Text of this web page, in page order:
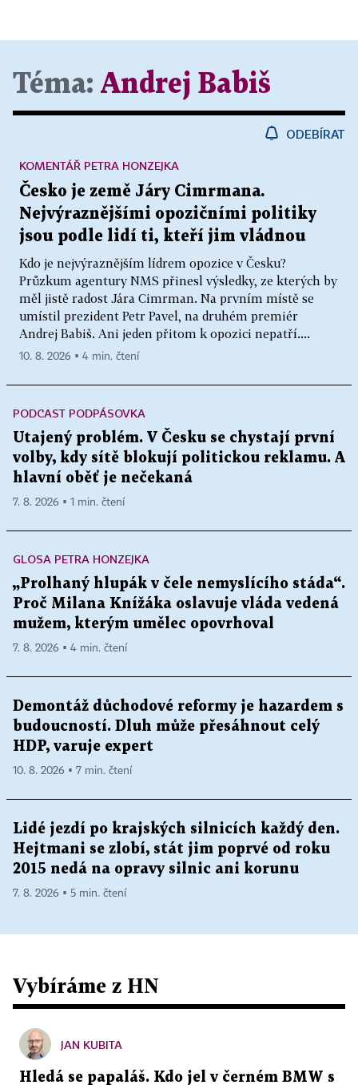
Téma: Andrej Babiš
ODEBÍRAT
Česko je země Járy Cimrmana.
Nejvýraznějšími opozičními politiky
jsou podle lidí ti, kteří jim vládnou
Kdo je nejvýraznějším lídrem opozice v Česku?
Průzkum agentury NMS přinesl výsledky, ze kterých by
měl jistě radost Jára Cimrman. Na prvním místě se
umístil prezident Petr Pavel, na druhém premiér
Andrej Babiš. Ani jeden přitom k opozici nepatří....
KOMENTÁŘ PETRA HONZEJKA
10. 8. 2026 ▪ 4 min. čtení
PODCAST PODPÁSOVKA
Utajený problém. V Česku se chystají první
volby, kdy sítě blokují politickou reklamu. A
hlavní oběť je nečekaná
7. 8. 2026 ▪ 1 min. čtení
GLOSA PETRA HONZEJKA
„Prolhaný hlupák v čele nemyslícího stáda“.
Proč Milana Knížáka oslavuje vláda vedená
mužem, kterým umělec opovrhoval
7. 8. 2026 ▪ 4 min. čtení
Demontáž důchodové reformy je hazardem s
budoucností. Dluh může přesáhnout celý
HDP, varuje expert
10. 8. 2026 ▪ 7 min. čtení
Lidé jezdí po krajských silnicích každý den.
Hejtmani se zlobí, stát jim poprvé od roku
2015 nedá na opravy silnic ani korunu
7. 8. 2026 ▪ 5 min. čtení
Vybíráme z HN
JAN KUBITA
Hledá se papaláš. Kdo jel v černém BMW s